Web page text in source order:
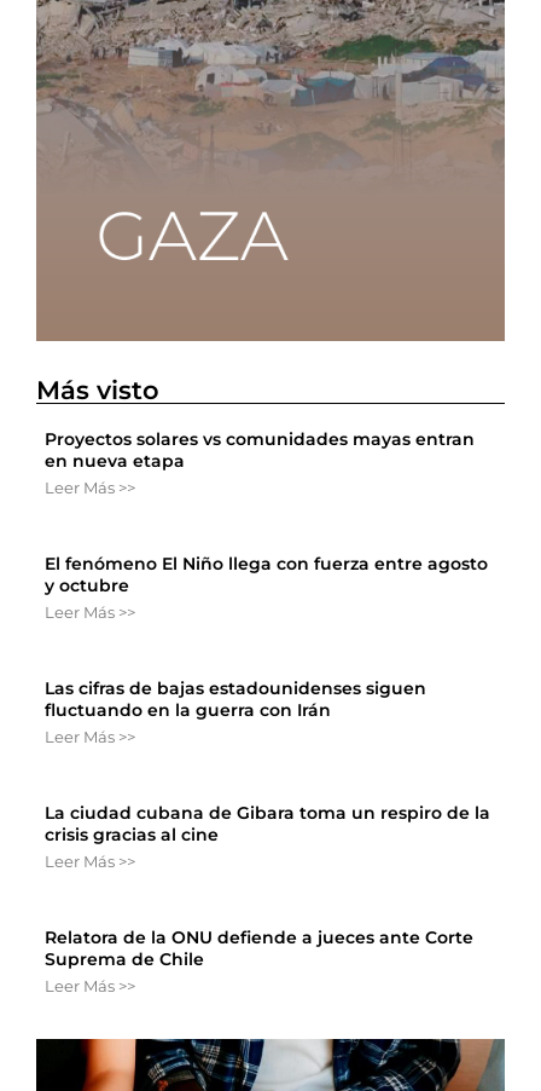
Más visto
Proyectos solares vs comunidades mayas entran
en nueva etapa
Leer Más >>
El fenómeno El Niño llega con fuerza entre agosto
y octubre
Leer Más >>
Las cifras de bajas estadounidenses siguen
fluctuando en la guerra con Irán
Leer Más >>
La ciudad cubana de Gibara toma un respiro de la
crisis gracias al cine
Leer Más >>
Relatora de la ONU defiende a jueces ante Corte
Suprema de Chile
Leer Más >>